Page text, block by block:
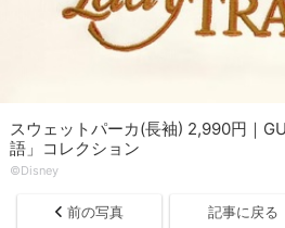
スウェットパーカ(長袖) 2,990円｜
語」コレクション
©Disney
前の写真 記事に戻る